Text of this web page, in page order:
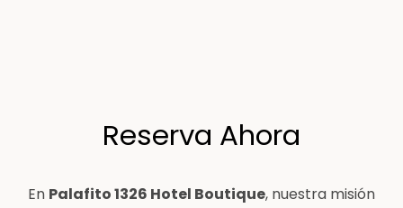
Reserva Ahora
En Palafito 1326 Hotel Boutique, nuestra misión